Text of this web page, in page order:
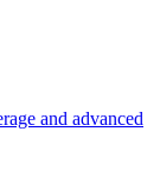
and advanced